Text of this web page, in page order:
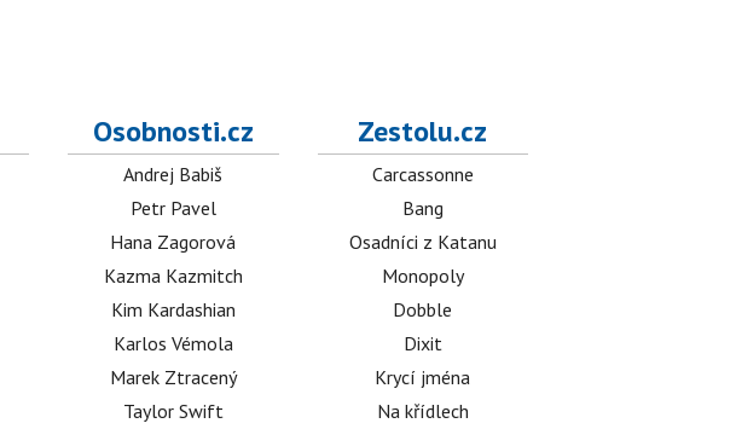
Osobnosti.cz
Andrej Babiš
Petr Pavel
Hana Zagorová
Kazma Kazmitch
Kim Kardashian
Karlos Vémola
Marek Ztracený
Taylor Swift
Zestolu.cz
Carcassonne
Bang
Osadníci z Katanu
Monopoly
Dobble
Dixit
Krycí jména
Na křídlech